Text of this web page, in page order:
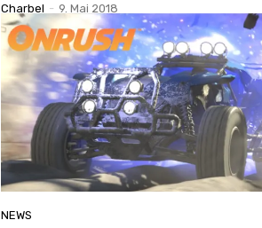
Charbel - 9. Mai 2018
NEWS